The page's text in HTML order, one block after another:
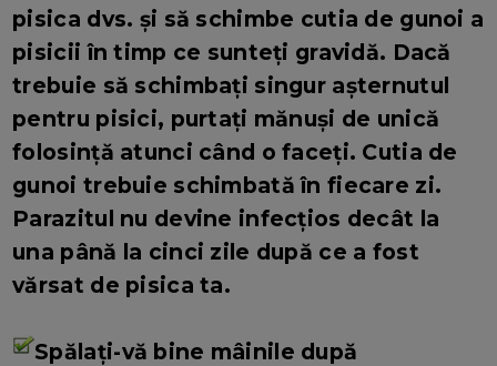
pisica dvs. și să schimbe cutia de gunoi a
pisicii în timp ce sunteți gravidă. Dacă
trebuie să schimbați singur așternutul
pentru pisici, purtați mănuși de unică
folosință atunci când o faceți. Cutia de
gunoi trebuie schimbată în fiecare zi.
Parazitul nu devine infecțios decât la
una până la cinci zile după ce a fost
vărsat de pisica ta.
Spălați-vă bine mâinile după